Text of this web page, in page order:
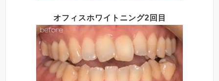
オフィスホワイトニング2回目